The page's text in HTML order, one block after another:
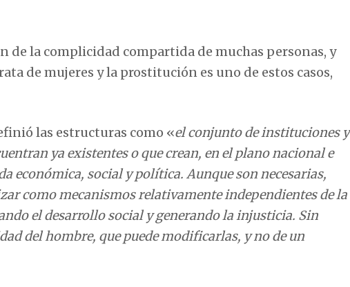
de la complicidad compartida de muchas personas, y
de mujeres y la prostitución es uno de estos casos,
las estructuras como «el conjunto de instituciones y
ya existentes o que crean, en el plano nacional e
económica, social y política. Aunque son necesarias,
como mecanismos relativamente independientes de la
el desarrollo social y generando la injusticia. Sin
del hombre, que puede modificarlas, y no de un